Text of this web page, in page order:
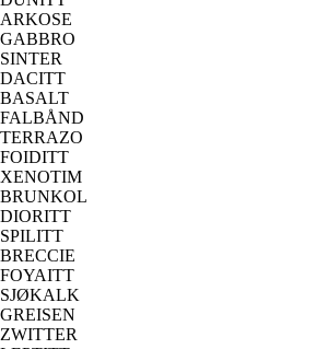
ARKOSE
GABBRO
SINTER
DACITT
BASALT
FALBÅND
TERRAZO
FOIDITT
XENOTIM
BRUNKOL
DIORITT
SPILITT
BRECCIE
FOYAITT
SJØKALK
GREISEN
ZWITTER